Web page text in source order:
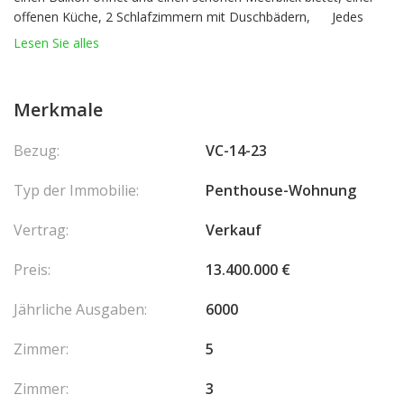
offenen Küche, 2 Schlafzimmern mit Duschbädern, Jedes
Zimmer verfügt über einen Balkon, ein drittes Schlafzimmer mit
Wohnzimmer hin zu öffnen.
des Gebäudes zu mieten.
Lesen Sie alles
Merkmale
Bezug:
VC-14-23
Typ der Immobilie:
Penthouse-Wohnung
Vertrag:
Verkauf
Preis:
13.400.000 €
Jährliche Ausgaben:
6000
Zimmer:
5
Zimmer:
3